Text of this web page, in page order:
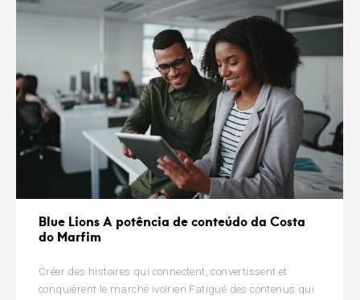
Blue Lions A potência de conteúdo da Costa
do Marfim
Créer des histoires qui connectent, convertissent et
conquièrent le marché ivoirien Fatigué des contenus qui